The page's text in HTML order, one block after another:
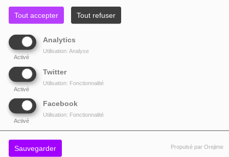
Tout accepter Tout refuser
Analytics
Activé
Utilisation: Analyse
Twitter
Activé
Utilisation: Fonctionnalité
Facebook
Activé
Utilisation: Fonctionnalité
Sauvegarder Propulsé par Orejime
my track for your radio program. I really appreciate the opportunity to have
the song featured in the “Nouvelles sensations” category, even for a few
new listeners through your station. Musical regards
Sami Ilmola
03 mars 2026 - 14:16
(03/03/2026) Hello ! Thank You for liking my song and for the promise to